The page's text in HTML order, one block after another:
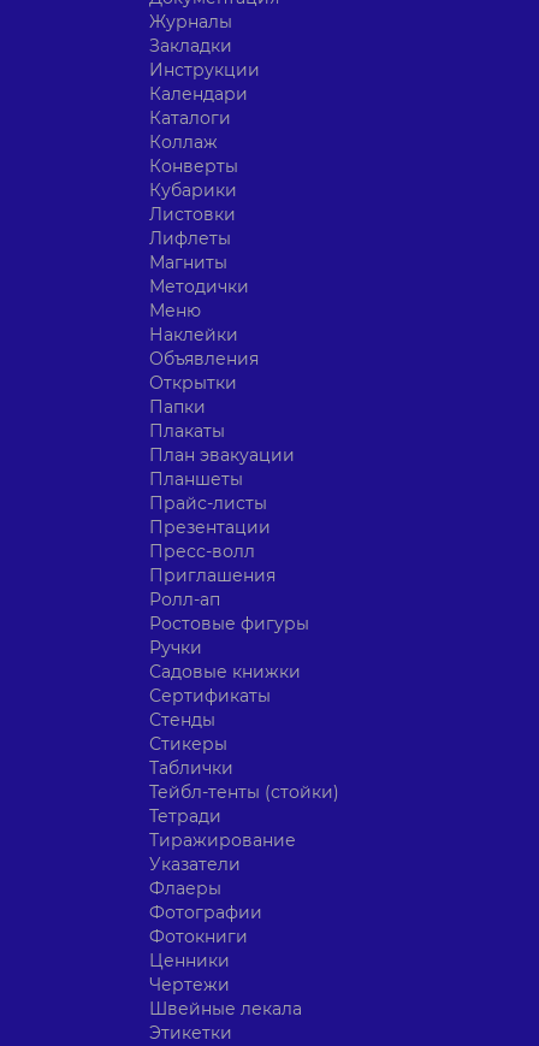
Журналы
Закладки
Инструкции
Календари
Каталоги
Коллаж
Конверты
Кубарики
Листовки
Лифлеты
Магниты
Методички
Меню
Наклейки
Объявления
Открытки
Папки
Плакаты
План эвакуации
Планшеты
Прайс-листы
Презентации
Пресс-волл
Приглашения
Ролл-ап
Ростовые фигуры
Ручки
Садовые книжки
Сертификаты
Стенды
Стикеры
Таблички
Тейбл-тенты (стойки)
Тетради
Тиражирование
Указатели
Флаеры
Фотографии
Фотокниги
Ценники
Чертежи
Швейные лекала
Этикетки